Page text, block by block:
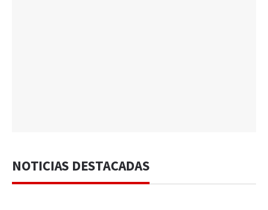
NOTICIAS DESTACADAS